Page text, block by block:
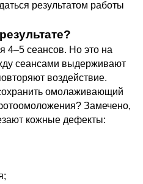
результатом работы
4–5 сеансов. Но это на
сеансами выдерживают
воздействие.
омолаживающий
Замечено,
кожные дефекты: